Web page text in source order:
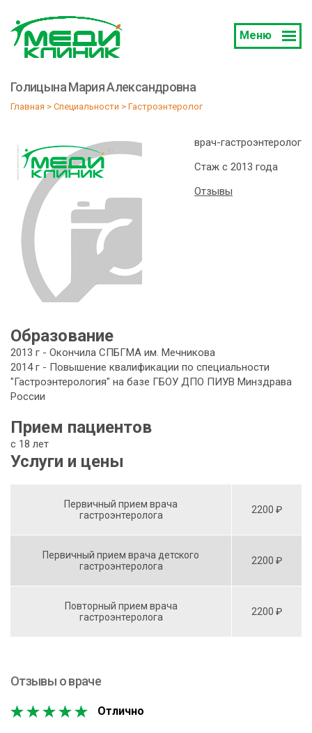
Меню
Голицына Мария Александровна
Главная > Специальности > Гастроэнтеролог
врач-гастроэнтеролог
Стаж с 2013 года
Отзывы
Образование
2013 г - Окончила СПБГМА им. Мечникова
2014 г - Повышение квалификации по специальности
"Гастроэнтерология" на базе ГБОУ ДПО ПИУВ Минздрава
России
Прием пациентов
с 18 лет
Услуги и цены
Первичный прием врача
гастроэнтеролога
2200 ₽
Первичный прием врача детского
гастроэнтеролога
2200 ₽
Повторный прием врача
гастроэнтеролога
2200 ₽
Отзывы о враче
Отлично